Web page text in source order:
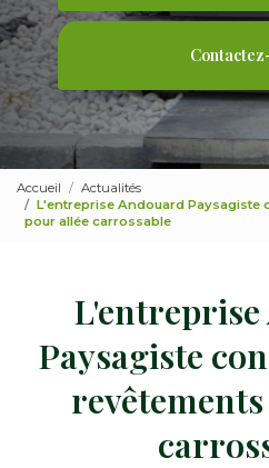
Accueil
Actualités
L'entreprise Andouard Paysagiste
pour allée carrossable
Paysagiste